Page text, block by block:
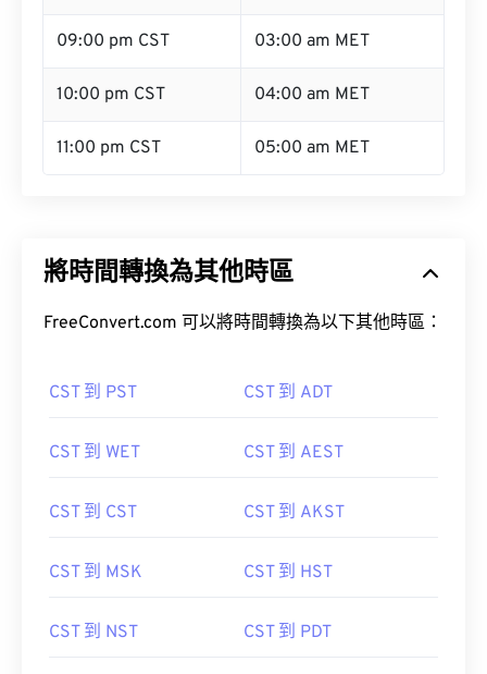
09:00 pm CST 03:00 am MET
10:00 pm CST 04:00 am MET
11:00 pm CST 05:00 am MET
將時間轉換為其他時區
FreeConvert.com 可以將時間轉換為以下其他時區：
CST 到 PST CST 到 ADT
CST 到 WET CST 到 AEST
CST 到 CST CST 到 AKST
CST 到 MSK CST 到 HST
CST 到 NST CST 到 PDT